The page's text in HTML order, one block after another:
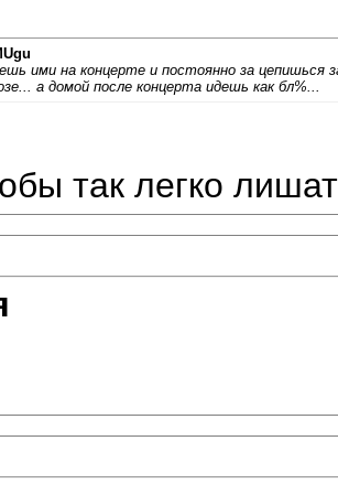
ими на концерте и постоянно за
а домой после концерта идешь как бл%...
так легко